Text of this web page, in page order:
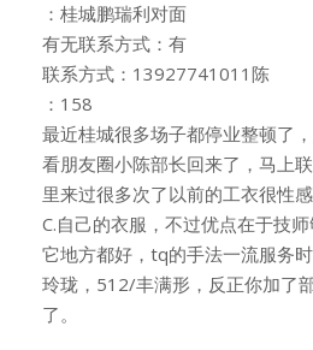
：桂城鹏瑞利对面
有无联系方式：有
联系方式：13927741011陈
：158
最近桂城很多场子都停业整顿了
看朋友圈小陈部长回来了，马上
里来过很多次了以前的工衣很性
C.自己的衣服，不过优点在于技
它地方都好，tq的手法一流服务
玲珑，512/丰满形，反正你加了
了。